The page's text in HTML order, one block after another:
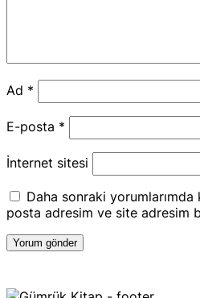
Ad *
E-posta *
İnternet sitesi
Daha sonraki yorumlarımda
posta adresim ve site adresim